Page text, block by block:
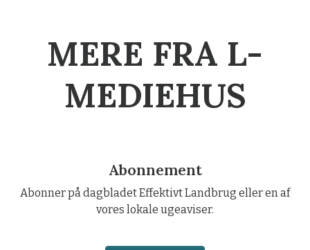
MERE FRA L-
MEDIEHUS
Abonnement
Abonner på dagbladet Effektivt Landbrug eller en af
vores lokale ugeaviser.